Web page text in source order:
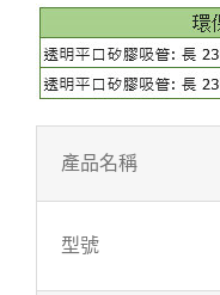
產品名稱
型號